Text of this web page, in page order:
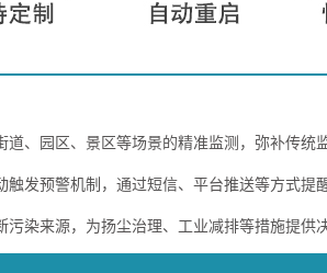
、园区、景区等场景的精准监测，弥补传统
发预警机制，通过短信、平台推送等方式提
染来源，为扬尘治理、工业减排等措施提供